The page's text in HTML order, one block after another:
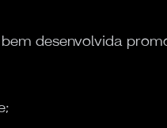
desenvolvida